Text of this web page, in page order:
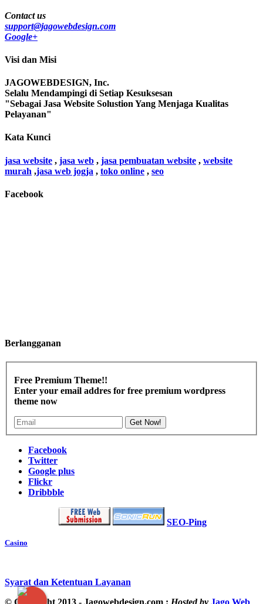
Contact us
support@jagowebdesign.com
Google+
Visi dan Misi
JAGOWEBDESIGN, Inc.
Selalu Mendampingi di Setiap Kesuksesan
"Sebagai Jasa Website Solustion Yang Menjaga Kualitas
Pelayanan"
Kata Kunci
jasa website , jasa web , jasa pembuatan website , website
murah ,jasa web jogja , toko online , seo
Facebook
Berlangganan
Free Premium Theme!!
Enter your email addres for free premium wordpress
theme now
Get Now!
Facebook
Twitter
Google plus
Flickr
Dribbble
SEO-Ping
Casino
Syarat dan Ketentuan Layanan